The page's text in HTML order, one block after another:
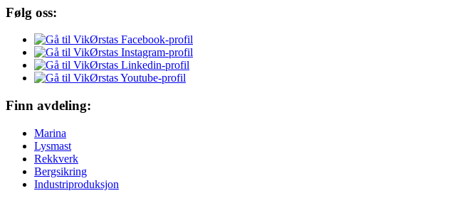
Følg oss:
Finn avdeling:
Marina
Lysmast
Rekkverk
Bergsikring
Industriproduksjon